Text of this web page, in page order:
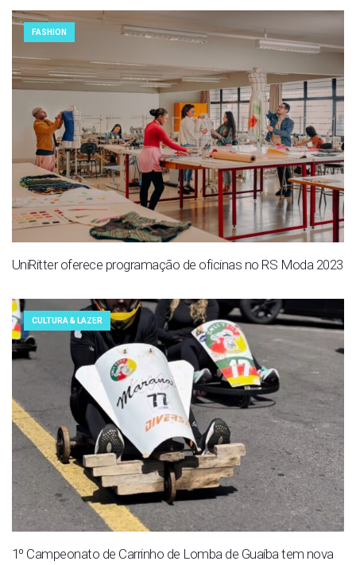
FASHION
UniRitter oferece programação de oficinas no RS Moda 2023
CULTURA & LAZER
1º Campeonato de Carrinho de Lomba de Guaíba tem nova